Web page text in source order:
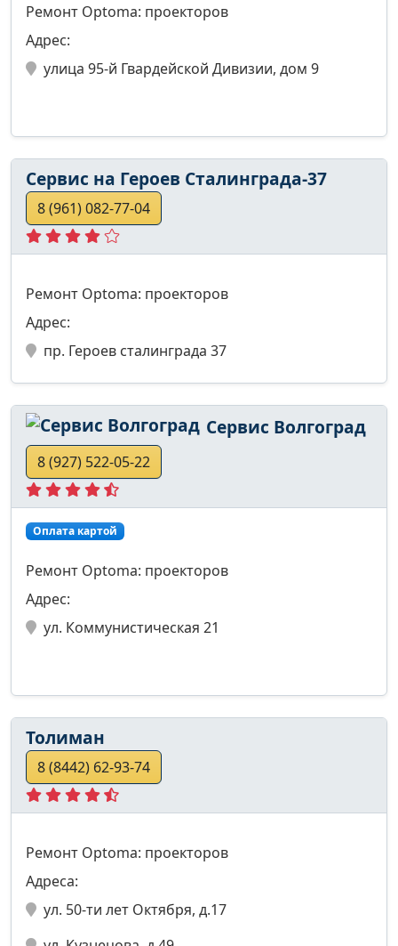
Ремонт Optoma: проекторов
Адрес:
улица 95-й Гвардейской Дивизии, дом 9
Сервис на Героев Сталинграда-37
8 (961) 082-77-04
Ремонт Optoma: проекторов
Адрес:
пр. Героев сталинграда 37
Сервис Волгоград
8 (927) 522-05-22
Оплата картой
Ремонт Optoma: проекторов
Адрес:
ул. Коммунистическая 21
Толиман
8 (8442) 62-93-74
Ремонт Optoma: проекторов
Адреса:
ул. 50-ти лет Октября, д.17